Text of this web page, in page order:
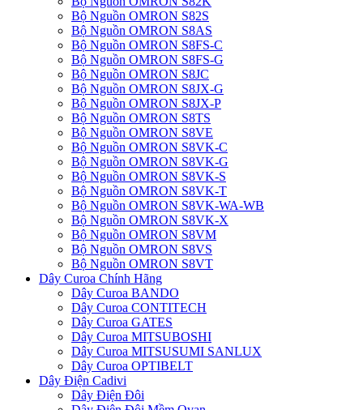
Bộ Nguồn OMRON S82S
Bộ Nguồn OMRON S8AS
Bộ Nguồn OMRON S8FS-C
Bộ Nguồn OMRON S8FS-G
Bộ Nguồn OMRON S8JC
Bộ Nguồn OMRON S8JX-G
Bộ Nguồn OMRON S8JX-P
Bộ Nguồn OMRON S8TS
Bộ Nguồn OMRON S8VE
Bộ Nguồn OMRON S8VK-C
Bộ Nguồn OMRON S8VK-G
Bộ Nguồn OMRON S8VK-S
Bộ Nguồn OMRON S8VK-T
Bộ Nguồn OMRON S8VK-WA-WB
Bộ Nguồn OMRON S8VK-X
Bộ Nguồn OMRON S8VM
Bộ Nguồn OMRON S8VS
Bộ Nguồn OMRON S8VT
Dây Curoa Chính Hãng
Dây Curoa BANDO
Dây Curoa CONTITECH
Dây Curoa GATES
Dây Curoa MITSUBOSHI
Dây Curoa MITSUSUMI SANLUX
Dây Curoa OPTIBELT
Dây Điện Cadivi
Dây Điện Đôi